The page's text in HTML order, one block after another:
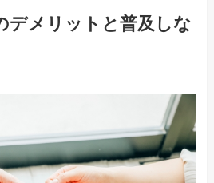
デメリットと普及しな